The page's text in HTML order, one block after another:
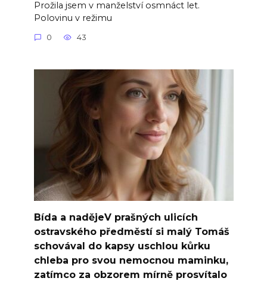
Prožila jsem v manželství osmnáct let.
Polovinu v režimu
0 43
Bída a nadějeV prašných ulicích
ostravského předměstí si malý Tomáš
schovával do kapsy uschlou kůrku
chleba pro svou nemocnou maminku,
zatímco za obzorem mírně prosvítalo